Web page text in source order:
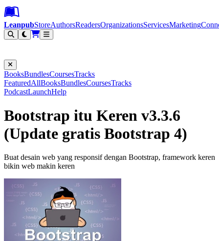
Leanpub Header
Leanpub Navigation
Skip to main content
Go to Leanpub.com
LeanpubStoreAuthorsReadersOrganizationsServicesMarketing
BooksBundlesCoursesTracks
FeaturedAllBooksBundlesCoursesTracks
PodcastLaunchHelp
Bootstrap itu Keren v3.3.6
(Update gratis Bootstrap 4)
Buat desain web yang responsif dengan Bootstrap, framework keren
bikin web makin keren